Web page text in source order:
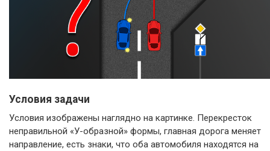
Условия задачи
Условия изображены наглядно на картинке. Перекресток
неправильной «У-образной» формы, главная дорога меняет
направление, есть знаки, что оба автомобиля находятся на